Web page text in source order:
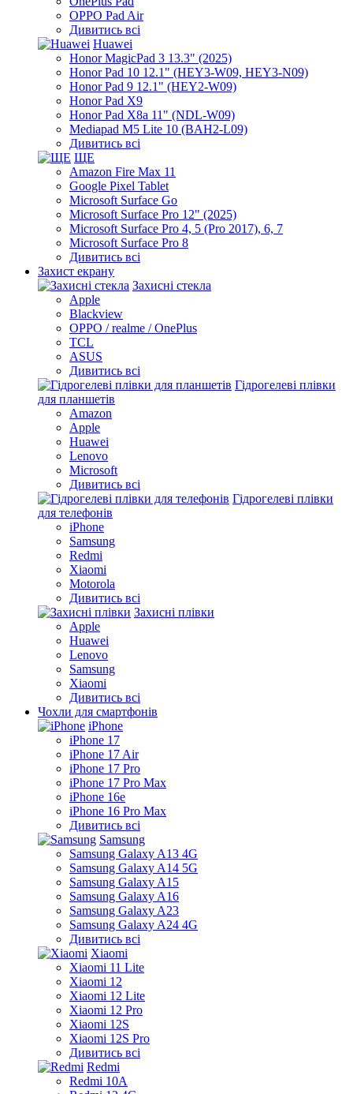
OPPO Pad Air
Дивитись всі
Huawei
Honor MagicPad 3 13.3" (2025)
Honor Pad 10 12.1" (HEY3-W09, HEY3-N09)
Honor Pad 9 12.1" (HEY2-W09)
Honor Pad X9
Honor Pad X8a 11" (NDL-W09)
Mediapad M5 Lite 10 (BAH2-L09)
Дивитись всі
ЩЕ
Amazon Fire Max 11
Google Pixel Tablet
Microsoft Surface Go
Microsoft Surface Pro 12" (2025)
Microsoft Surface Pro 4, 5 (Pro 2017), 6, 7
Microsoft Surface Pro 8
Дивитись всі
Захист екрану
Захисні стекла
Apple
Blackview
OPPO / realme / OnePlus
TCL
ASUS
Дивитись всі
Гідрогелеві плівки
для планшетів
Amazon
Apple
Huawei
Lenovo
Microsoft
Дивитись всі
Гідрогелеві плівки
для телефонів
iPhone
Samsung
Redmi
Xiaomi
Motorola
Дивитись всі
Захисні плівки
Apple
Huawei
Lenovo
Samsung
Xiaomi
Дивитись всі
Чохли для смартфонів
iPhone
iPhone 17
iPhone 17 Air
iPhone 17 Pro
iPhone 17 Pro Max
iPhone 16e
iPhone 16 Pro Max
Дивитись всі
Samsung
Samsung Galaxy A13 4G
Samsung Galaxy A14 5G
Samsung Galaxy A15
Samsung Galaxy A16
Samsung Galaxy A23
Samsung Galaxy A24 4G
Дивитись всі
Xiaomi
Xiaomi 11 Lite
Xiaomi 12
Xiaomi 12 Lite
Xiaomi 12 Pro
Xiaomi 12S
Xiaomi 12S Pro
Дивитись всі
Redmi
Redmi 10A